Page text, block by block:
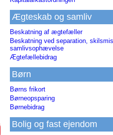
Ægteskab og samliv
Beskatning af ægtefæller
Beskatning ved separation,
samlivsophævelse
Ægtefællebidrag
Børn
Børns frikort
Børneopsparing
Børnebidrag
Bolig og fast ejendom